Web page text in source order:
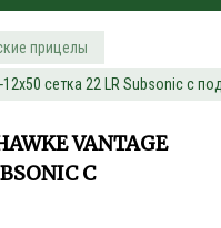
прицелы
сетка 22 LR Subsonic с
VANTAGE
С